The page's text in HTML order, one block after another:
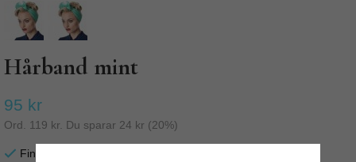
Hårband mint
95 kr
Ord. 119 kr . Du sparar 24 kr (20%)
Finns i lager för omgående leverans